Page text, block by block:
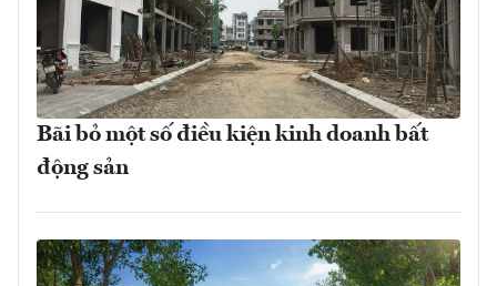
Bãi bỏ một số điều kiện kinh doanh bất
động sản